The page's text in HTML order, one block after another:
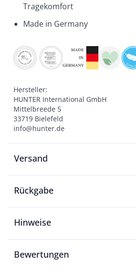
Tragekomfort
Made in Germany
Hersteller:
HUNTER International GmbH
Mittelbreede 5
33719 Bielefeld
info@hunter.de
Versand
Rückgabe
Hinweise
Bewertungen